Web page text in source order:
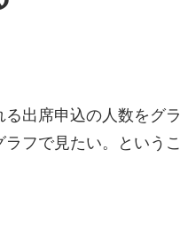
出席申込の人数をグラ
フで見たい。というこ